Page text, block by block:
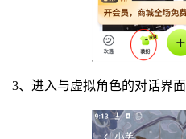
3、进入与虚拟角色的对话界面